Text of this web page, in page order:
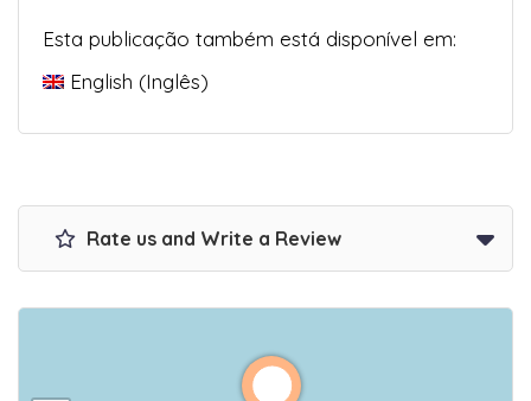
Esta publicação também está disponível em:
English (Inglês)
Rate us and Write a Review